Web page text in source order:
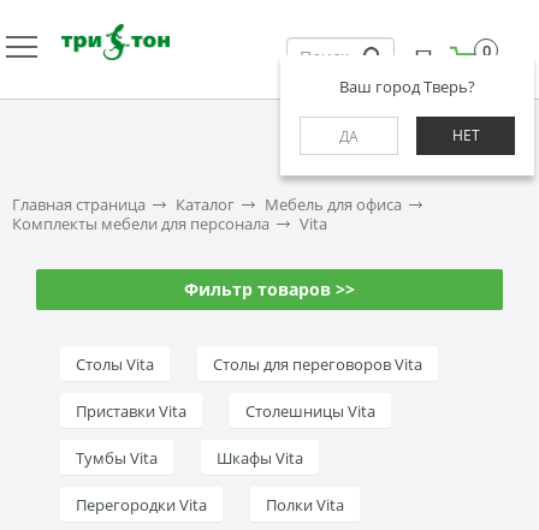
Ваш город Тверь?
ДА НЕТ
0
Главная страница Каталог
Мебель для офиса
Комплекты мебели для персонала
Vita
Фильтр товаров >>
Столы Vita Столы для переговоров Vita
Приставки Vita Столешницы Vita
Тумбы Vita Шкафы Vita
Перегородки Vita Полки Vita